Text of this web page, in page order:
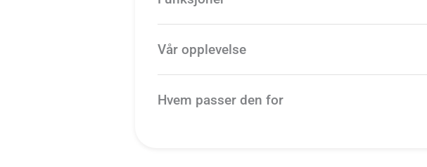
Vår opplevelse
Hvem passer den for